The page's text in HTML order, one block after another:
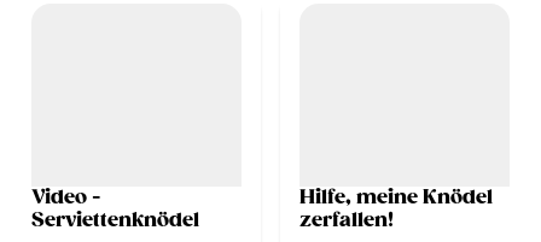
Video -
Serviettenknödel
Hilfe, meine Knödel
zerfallen!